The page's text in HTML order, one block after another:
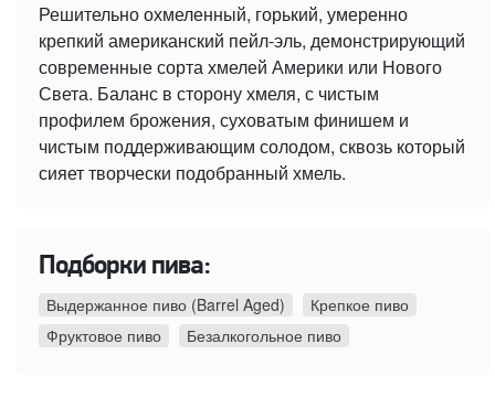
Решительно охмеленный, горький, умеренно
крепкий американский пейл-эль, демонстрирующий
современные сорта хмелей Америки или Нового
Света. Баланс в сторону хмеля, с чистым
профилем брожения, суховатым финишем и
чистым поддерживающим солодом, сквозь который
сияет творчески подобранный хмель.
Подборки пива:
Выдержанное пиво (Barrel Aged)
Крепкое пиво
Фруктовое пиво
Безалкогольное пиво